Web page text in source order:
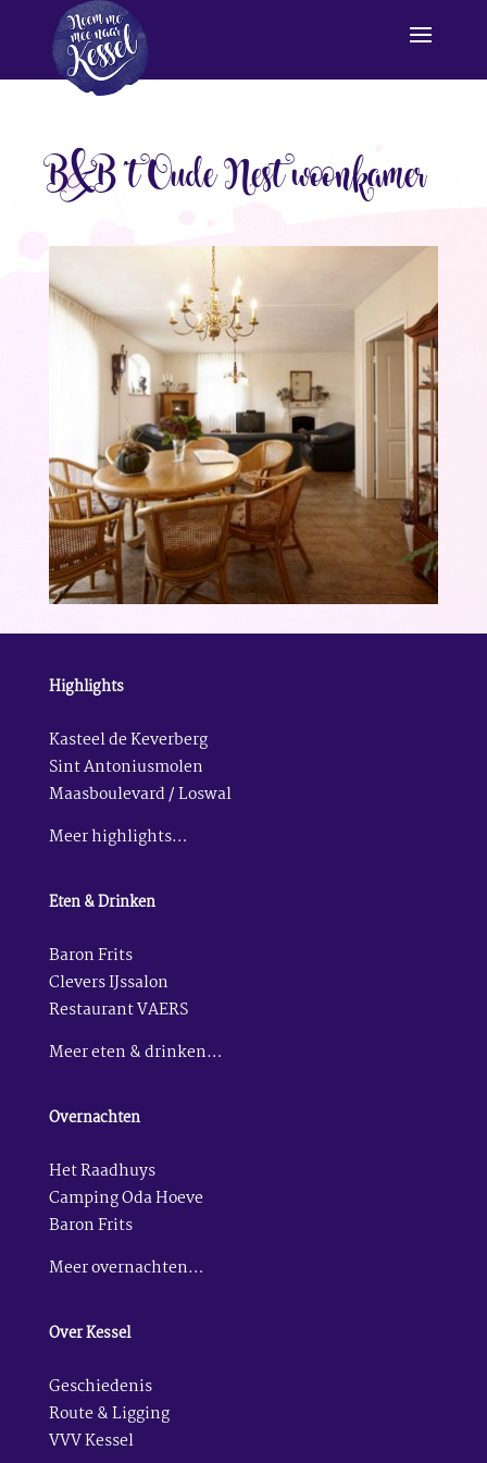
B&B ’t Oude Nest woonkamer
Highlights
Kasteel de Keverberg
Sint Antoniusmolen
Maasboulevard / Loswal
Meer highlights…
Eten & Drinken
Baron Frits
Clevers IJssalon
Restaurant VAERS
Meer eten & drinken…
Overnachten
Het Raadhuys
Camping Oda Hoeve
Baron Frits
Meer overnachten…
Over Kessel
Geschiedenis
Route & Ligging
VVV Kessel